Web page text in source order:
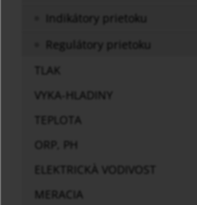
Indikátory prietoku
Regulátory prietoku
TLAK
VYKA-HLADINY
TEPLOTA
ORP, PH
ELEKTRICKÀ VODIVOST
MERACIA